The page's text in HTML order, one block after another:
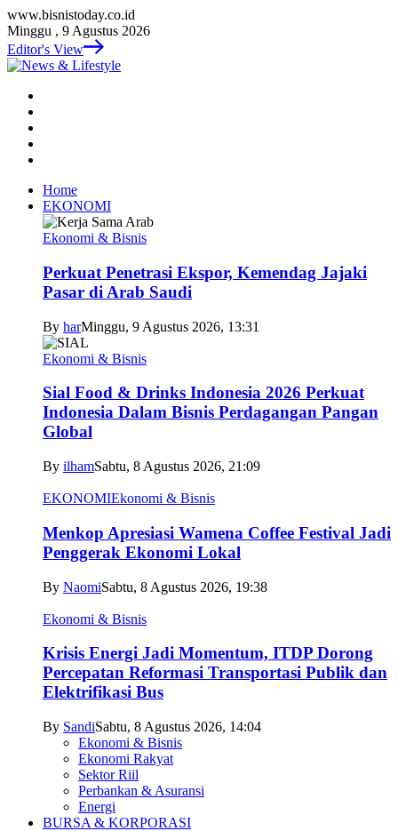
www.bisnistoday.co.id
Minggu , 9 Agustus 2026
Editor's View
Home
EKONOMI
Ekonomi & Bisnis
Perkuat Penetrasi Ekspor, Kemendag Jajaki
Pasar di Arab Saudi
By harMinggu, 9 Agustus 2026, 13:31
Ekonomi & Bisnis
Sial Food & Drinks Indonesia 2026 Perkuat
Indonesia Dalam Bisnis Perdagangan Pangan
Global
By ilhamSabtu, 8 Agustus 2026, 21:09
EKONOMIEkonomi & Bisnis
Menkop Apresiasi Wamena Coffee Festival Jadi
Penggerak Ekonomi Lokal
By NaomiSabtu, 8 Agustus 2026, 19:38
Ekonomi & Bisnis
Krisis Energi Jadi Momentum, ITDP Dorong
Percepatan Reformasi Transportasi Publik dan
Elektrifikasi Bus
By SandiSabtu, 8 Agustus 2026, 14:04
Ekonomi & Bisnis
Ekonomi Rakyat
Sektor Riil
Perbankan & Asuransi
Energi
BURSA & KORPORASI